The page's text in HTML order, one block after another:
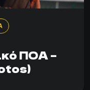
ΠΟΑ –